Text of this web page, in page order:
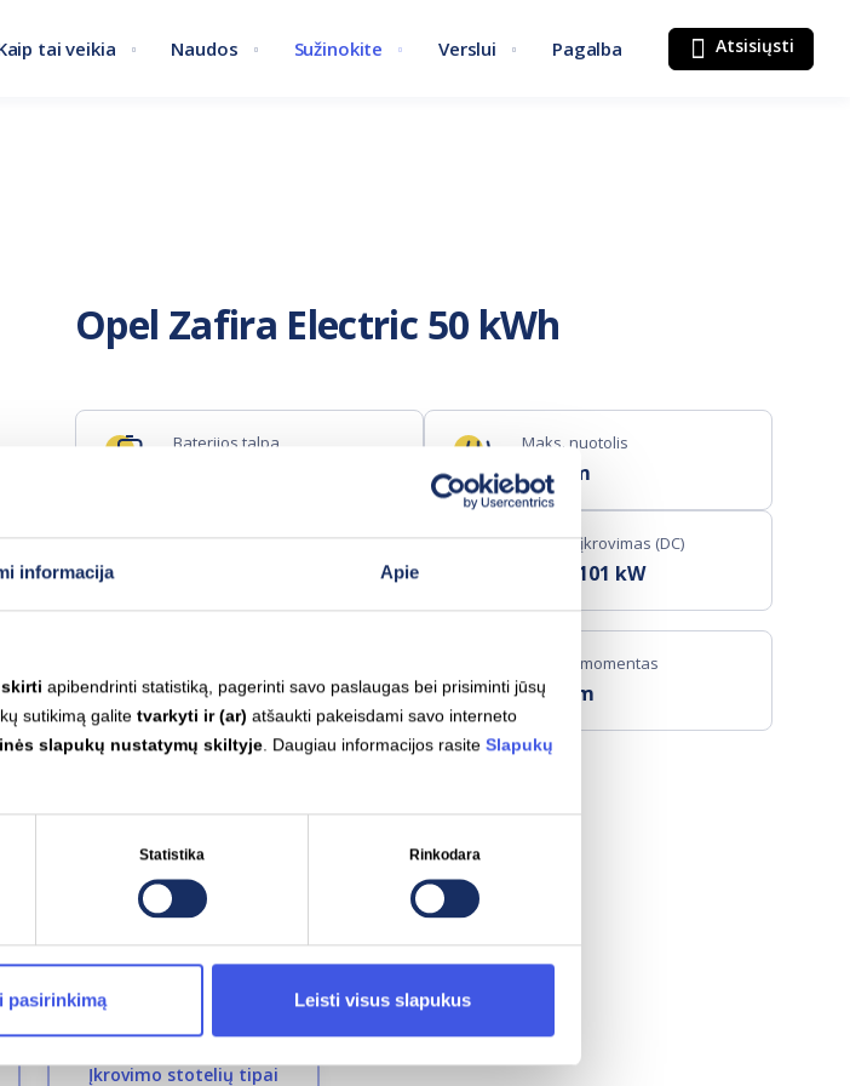
informacija Apie
apibendrinti statistiką, pagerinti savo paslaugas bei prisiminti jūsų
sutikimą galitetvarkyti ir (ar) atšaukti pakeisdami savo interneto
slapukų nustatymų skiltyje. Daugiau informacijos rasiteSlapukų
Statistika Rinkodara
pasirinkimą Leisti visus slapukus
tai veikia Naudos Sužinokite Verslui Pagalba Atsisiųsti
Opel Zafira Electric 50 kWh
Baterijos talpa Maks. nuotolis
223 km
Lėtas įkrovimas (AC) Greitas įkrovimas (DC)
101 kW
100 kW
Sukimo momentas
270 Nm
Palaikomas
Įkrovimo stotelių tipai